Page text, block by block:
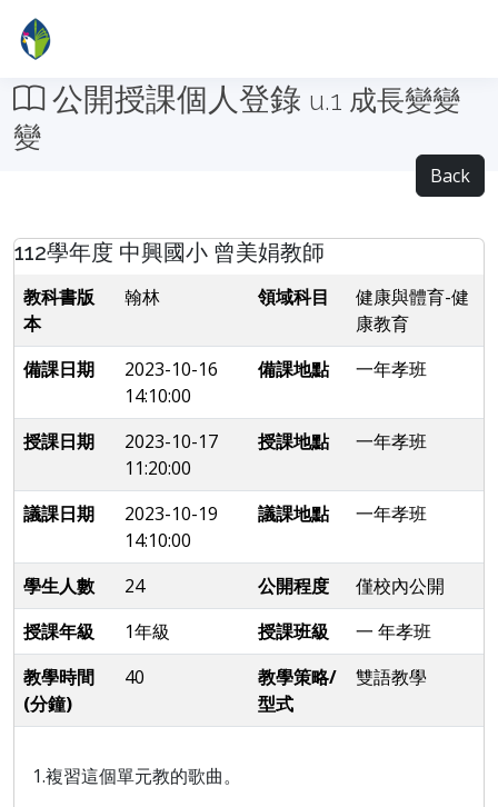
公開授課個人登錄 u.1 成長變變
變
Back
112學年度 中興國小 曾美娟教師
教科書版
本
翰林 領域科目
健康與體育-健
康教育
備課日期
2023-10-16
14:10:00
備課地點 一年孝班
授課日期
2023-10-17
11:20:00
授課地點 一年孝班
議課日期
2023-10-19
14:10:00
議課地點 一年孝班
學生人數 24 公開程度
僅校內公開
授課年級
1年級 授課班級
一 年孝班
教學時間
(分鐘)
40
教學策略/
型式
雙語教學
1.複習這個單元教的歌曲。